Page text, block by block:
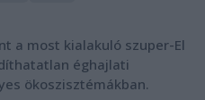
a most kialakuló szuper-El
éghajlati
ökoszisztémákban.